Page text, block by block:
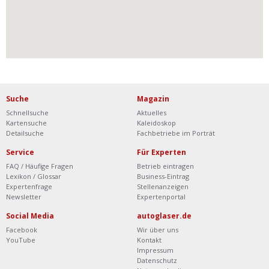
Suche
Schnellsuche
Kartensuche
Detailsuche
Magazin
Aktuelles
Kaleidoskop
Fachbetriebe im Porträt
Service
FAQ / Häufige Fragen
Lexikon / Glossar
Expertenfrage
Newsletter
Für Experten
Betrieb eintragen
Business-Eintrag
Stellenanzeigen
Expertenportal
Social Media
Facebook
YouTube
autoglaser.de
Wir über uns
Kontakt
Impressum
Datenschutz